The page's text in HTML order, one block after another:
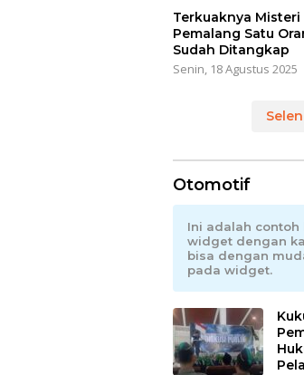
Terkuaknya
Pemalang Satu
Sudah Ditangkap
Senin, 18 Agustus 2025
Otomotif
Ini adalah
widget dengan
bisa dengan
pada widget.